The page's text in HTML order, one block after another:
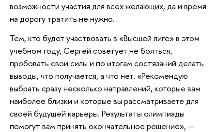
возможности участия для всех желающих, да и время
на дорогу тратить не нужно.
Тем, кто будет участвовать в «Высшей лиге» в этом
учебном году, Сергей советует не бояться,
пробовать свои силы и по итогам состязаний делать
выводы, что получается, а что нет. «Рекомендую
выбрать сразу несколько направлений, которые вам
наиболее близки и которые вы рассматриваете для
своей будущей карьеры. Результаты олимпиады
помогут вам принять окончательное решение», —